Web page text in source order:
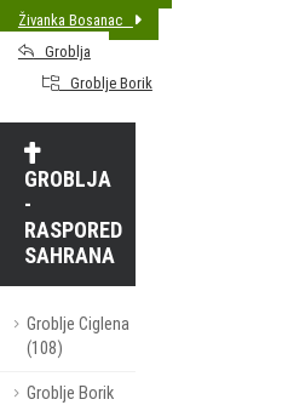
Živanka Bosanac
Groblja
Groblje Borik
GROBLJA
-
RASPORED
SAHRANA
Groblje Ciglena
(108)
Groblje Borik